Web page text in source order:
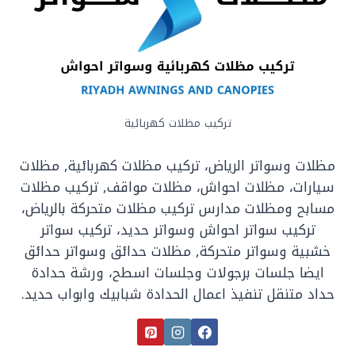
تركيب مظلات كهربائية
مظلات وسواتر الرياض، تركيب مظلات كهربائية, مظلات
سيارات، مظلات احواش، مظلات مواقف, تركيب مظلات
مسابح ومظلات مدارس تركيب مظلات متحركة بالرياض،
تركيب سواتر احواش وسواتر حديد، تركيب سواتر
خشبية وسواتر متحركة, مظلات حدائق وسواتر حدائق
ايضا جلسات برجولات وجلسات اسطح، ورشة حدادة
حداد متنقل تنفيذ اعمال الحدادة شبابيك وابواب حديد.